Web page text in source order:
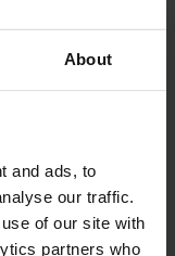
About
and ads, to
our traffic.
of our site with
partners who